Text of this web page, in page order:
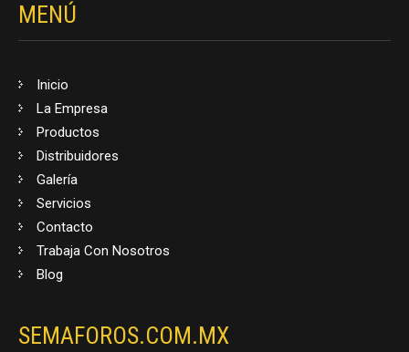
MENÚ
Inicio
La Empresa
Productos
Distribuidores
Galería
Servicios
Contacto
Trabaja Con Nosotros
Blog
SEMAFOROS.COM.MX